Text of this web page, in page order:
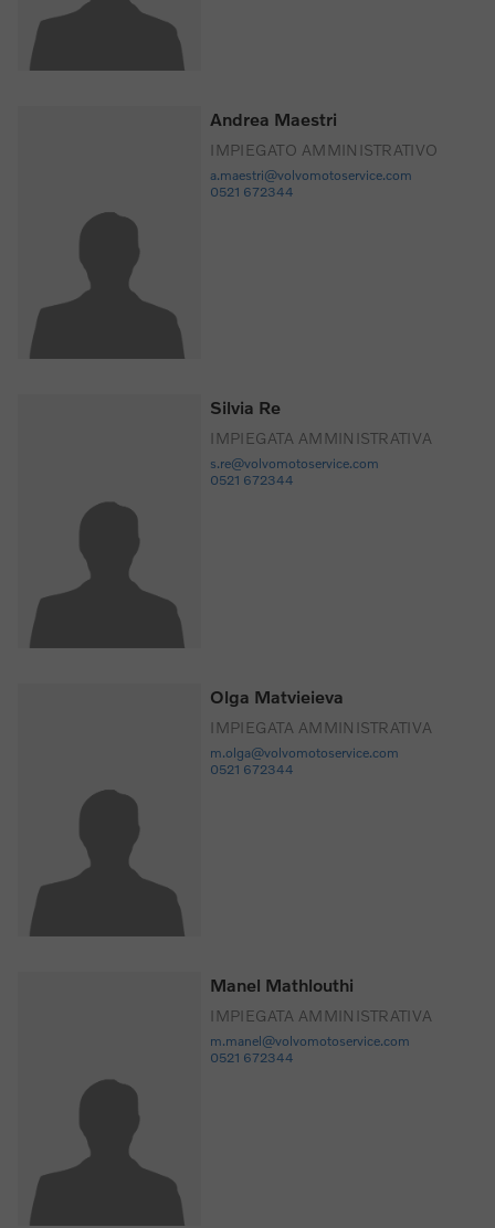
Andrea Maestri
IMPIEGATO AMMINISTRATIVO
a.maestri@volvomotoservice.com
0521 672344
Silvia Re
IMPIEGATA AMMINISTRATIVA
s.re@volvomotoservice.com
0521 672344
Olga Matvieieva
IMPIEGATA AMMINISTRATIVA
m.olga@volvomotoservice.com
0521 672344
Manel Mathlouthi
IMPIEGATA AMMINISTRATIVA
m.manel@volvomotoservice.com
0521 672344